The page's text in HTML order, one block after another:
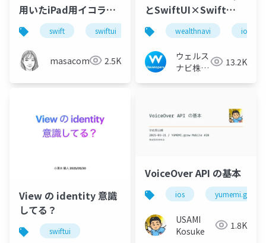
用いたiPad用イコライ
ザーアプリの拡張方法
swift swiftui coremidi avfoundation
masacom 2.5K
とSwiftUI×Swift
Concurrencyへのリフ
ァクタリングのリアル
wealthnavi ios
ウェルス
ナビ株式
13.2K
View の identity 意識
してる？
swiftui
VoiceOver API の基本
ios yumemi.grow
USAMI
Kosuke
1.8K